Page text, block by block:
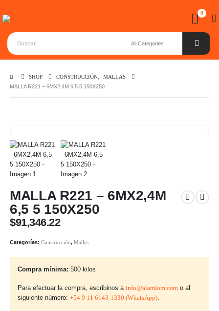
0
SHOP CONSTRUCCIÓN
MALLAS
MALLA R221 – 6MX2,4M 6,5 5 150X250
MALLA R221 – 6MX2,4M
6,5 5 150X250
$91,346.22
Categorías: Construcción, Mallas
Compra mínima: 500 kilos
Para efectuar la compra, escribinos a info@alamlom.com o al
siguiente número: +54 9 11 6143-1330 (WhatsApp).